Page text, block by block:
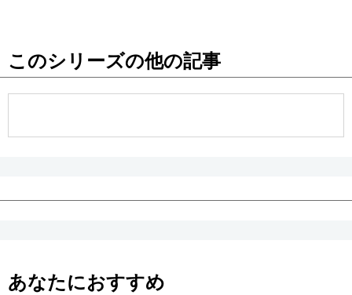
東京
このシリーズの他の記事
あなたにおすすめ